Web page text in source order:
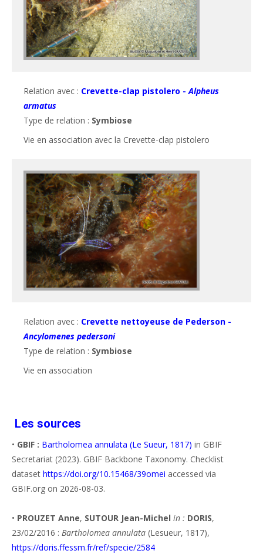
Relation avec : Crevette-clap pistolero -Alpheus
armatus
Type de relation : Symbiose
Vie en association avec la Crevette-clap pistolero
Relation avec : Crevette nettoyeuse de Pederson -
Ancylomenes pedersoni
Type de relation : Symbiose
Vie en association
Les sources
• GBIF : Bartholomea annulata (Le Sueur, 1817) in GBIF
Secretariat (2023). GBIF Backbone Taxonomy. Checklist
dataset https://doi.org/10.15468/39omei accessed via
GBIF.org on 2026-08-03.
• PROUZET Anne, SUTOUR Jean-Michel in : DORIS,
23/02/2016 : Bartholomea annulata (Lesueur, 1817),
https://doris.ffessm.fr/ref/specie/2584